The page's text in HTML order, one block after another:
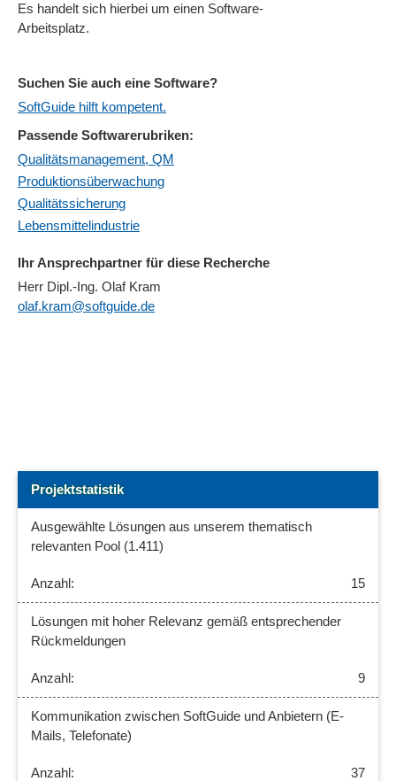
Suchen Sie auch eine Software?
SoftGuide hilft kompetent.
Passende Softwarerubriken:
Qualitätsmanagement, QM
Produktionsüberwachung
Qualitätssicherung
Lebensmittelindustrie
Ihr Ansprechpartner für diese Recherche
Herr Dipl.-Ing. Olaf Kram
olaf.kram@softguide.de
Es handelt sich hierbei um einen Software-
Arbeitsplatz.
Projektstatistik
Ausgewählte Lösungen aus unserem thematisch
relevanten Pool (1.411)
15
Lösungen mit hoher Relevanz gemäß entsprechender
Rückmeldungen
9
Kommunikation zwischen SoftGuide und Anbietern (E-
Mails, Telefonate)
37